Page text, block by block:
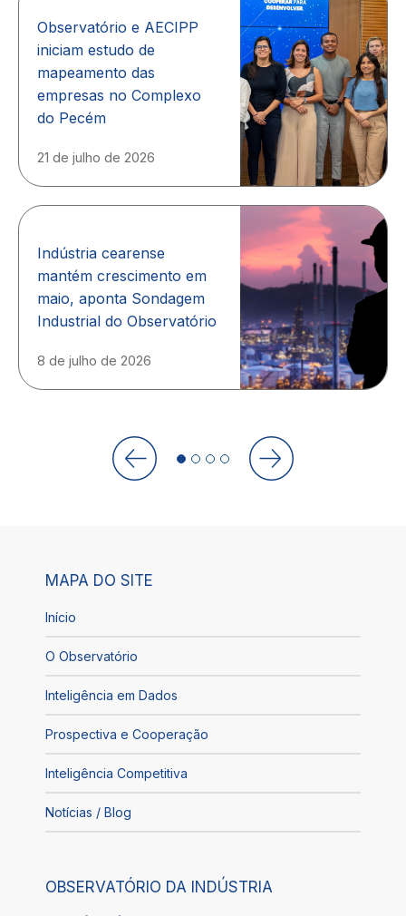
Observatório e AECIPP
iniciam estudo de
mapeamento das
empresas no Complexo
do Pecém
21 de julho de 2026
Indústria cearense
mantém crescimento em
maio, aponta Sondagem
Industrial do Observatório
8 de julho de 2026
MAPA DO SITE
Início
O Observatório
Inteligência em Dados
Prospectiva e Cooperação
Inteligência Competitiva
Notícias / Blog
OBSERVATÓRIO DA INDÚSTRIA